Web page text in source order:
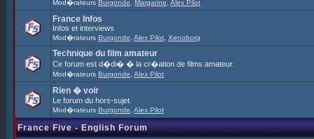
Mod�rateurs Burgonde Margarine Alex Pilot
France Infos
Infos et interviews
Mod�rateurs Burgonde Alex Pilot Xenoborg
Technique du film amateur
Ce forum est d�di� � la cr�ation de films amateur.
Mod�rateurs Burgonde Alex Pilot
Rien � voir
Le forum du hors-sujet.
Mod�rateurs Burgonde Alex Pilot
France Five - English Forum